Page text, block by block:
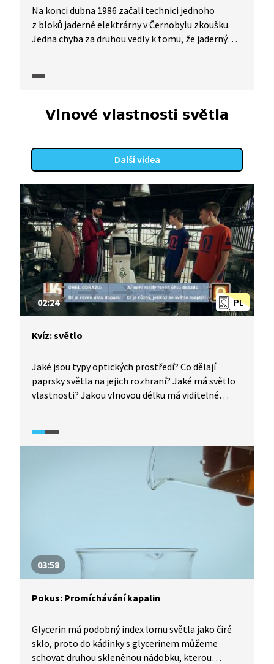
Na konci dubna 1986 začali technici jednoho
z bloků jaderné elektrárny v Černobylu zkoušku.
Jedna chyba za druhou vedly k tomu, že jaderný
radioaktivních látek. Totalitní systémy
před obyvateli zatajit. Proč je neviditelné záření
nebezpečné? A co vlastně o radioaktivitě vědci
Vlnové vlastnosti světla
Další videa
PL
02:24
Kvíz: světlo
Jaké jsou typy optických prostředí? Co dělají
paprsky světla na jejich rozhraní? Jaké má světlo
vlastnosti? Jakou vlnovou délku má viditelné
zákon odrazu? Na čem závisí barva povrchu látek?
Pojďte si s námi vyzkoušet, co všechno víte
03:58
Pokus: Promíchávání kapalin
Glycerin má podobný index lomu světla jako čiré
sklo, proto do kádinky s glycerinem můžeme
schovat druhou skleněnou nádobku, kterou